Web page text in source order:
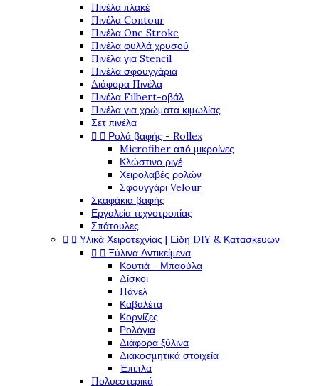
Πινέλα πλακέ
Πινέλα Contour
Πινέλα One Stroke
Πινέλα φυλλά χρυσού
Πινέλα για Stencil
Πινέλα σφουγγάρια
Διάφορα Πινέλα
Πινέλα Filbert-οβάλ
Πινέλα για χρώματα κιμωλίας
Σετ πινέλα
  Ρολά βαφής - Rollex
Microfiber από μικροίνες
Κλώστινο ριγέ
Χειρολαβές ρολών
Σφουγγάρι Velour
Σκαφάκια βαφής
Εργαλεία τεχνοτροπίας
Σπάτουλες
  Υλικά Χειροτεχνίας | Είδη DIY & Κατασκευών
  Ξύλινα Αντικείμενα
Κουτιά - Μπαούλα
Δίσκοι
Πάνελ
Καβαλέτα
Κορνίζες
Ρολόγια
Διάφορα ξύλινα
Διακοσμητικά στοιχεία
Έπιπλα
Πολυεστερικά